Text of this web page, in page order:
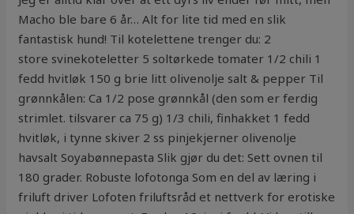
Macho ble bare 6 år… Alt for lite tid med en slik
fantastisk hund! Til kotelettene trenger du: 2
store svinekoteletter 5 soltørkede tomater 1/2 chili 1
fedd hvitløk 150 g brie litt olivenolje salt & pepper Til
grønnkålen: Ca 1/2 pose grønnkål (den som er ferdig
strimlet. tilsvarer ca 75 g) 1/3 chili, finhakket 1 fedd
hvitløk, i tynne skiver 2 ss pinjekjerner olivenolje
havsalt Soyabønnepasta Slik gjør du det: Sett ovnen til
180 grader. Robuste lofotonga Som en del av læring i
friluft driver Lofoten friluftsråd et nettverk for erotiske